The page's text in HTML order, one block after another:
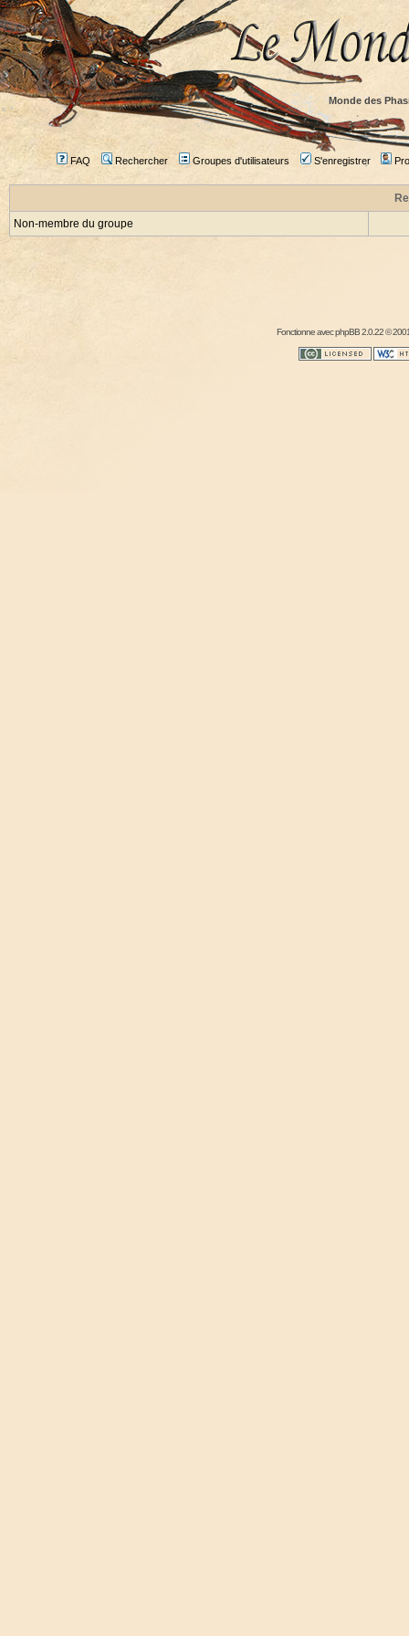
Monde des
FAQ Rechercher Groupes d'utilisateurs S'enregistrer
Non-membre du groupe
Fonctionne avecphpBB2.0.22 ©